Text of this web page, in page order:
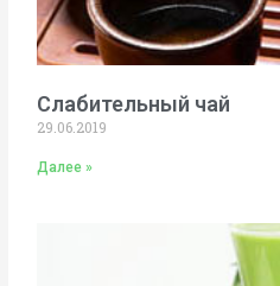
Слабительный чай
29.06.2019
Далее »